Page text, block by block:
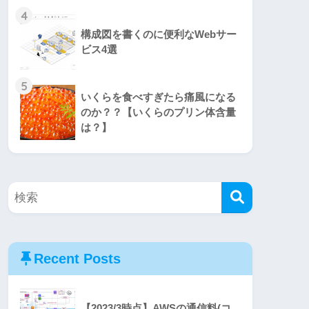
4
構成図を書くのに便利なWebサー
ビス4選
5
いくらを食べすぎたら痛風になる
のか？？【いくらのプリン体含量
は？】
Recent Posts